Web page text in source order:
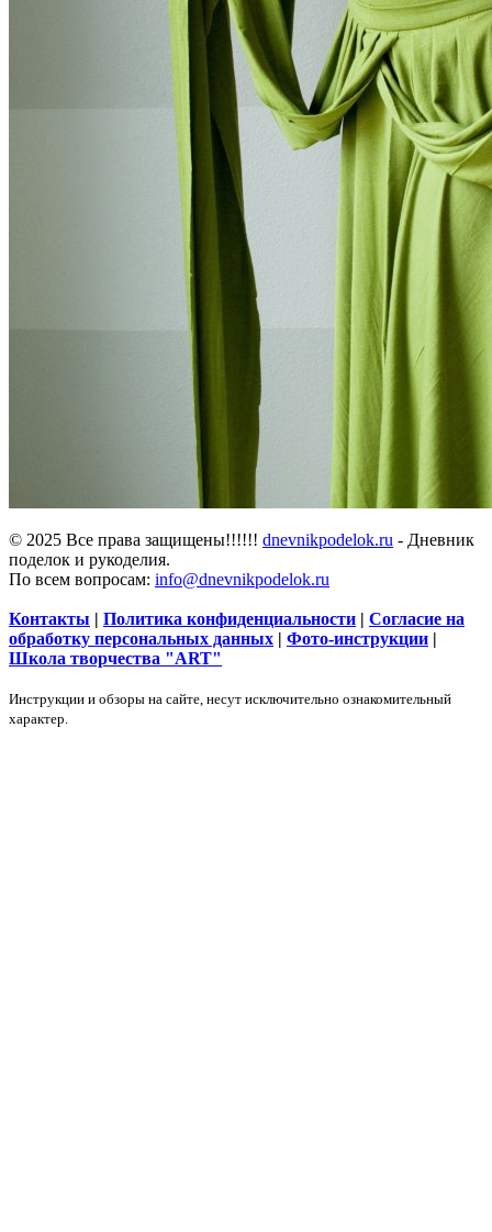
© 2025 Все права защищены!!!!!! dnevnikpodelok.ru - Дневник
поделок и рукоделия.
По всем вопросам: info@dnevnikpodelok.ru
Контакты | Политика конфиденциальности | Согласие на
обработку персональных данных | Фото-инструкции |
Школа творчества "ART"
Инструкции и обзоры на сайте, несут исключительно ознакомительный
характер.